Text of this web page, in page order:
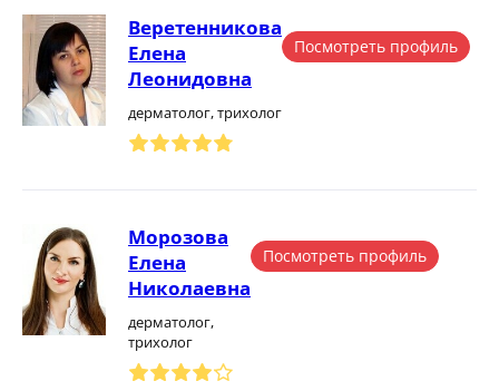
Веретенникова
Елена
Леонидовна
дерматолог, трихолог
Посмотреть профиль
Морозова
Елена
Николаевна
дерматолог,
трихолог
Посмотреть профиль